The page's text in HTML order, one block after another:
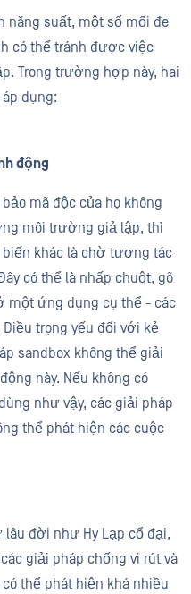
năng suất, một số mối đe
có thể tránh được việc
Trong trường hợp này, hai
dụng:
động
mã độc của họ không
môi trường giả lập, thì
khác là chờ tương tác
có thể là nhấp chuột, gõ
một ứng dụng cụ thể - các
Điều trọng yếu đối với kẻ
sandbox không thể giải
này. Nếu không có
như vậy, các giải pháp
thể phát hiện các cuộc
lâu đời như Hy Lạp cổ đại,
giải pháp chống vi rút và
thể phát hiện khá nhiều